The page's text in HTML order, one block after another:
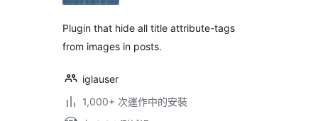
Plugin that hide all title attribute-tags
from images in posts.
iglauser
1,000+ 次運作中的安裝